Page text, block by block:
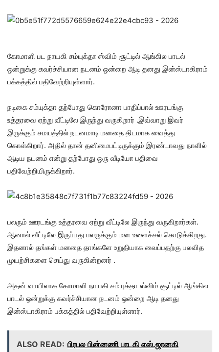
கோமாளி பட நாயகி சம்யுக்தா ஸ்விம் சூட்டில் ஆங்கில பாடல்
ஒன்றுக்கு கவர்ச்சியான நடனம் ஒன்றை ஆடி தனது இன்ஸ்டாகிராம்
பக்கத்தில் பதிவேற்றியுள்ளார்.
நடிகை சம்யுக்தா தற்போது கொரோனா பாதிப்பால் ஊரடங்கு
உத்தரவை ஏற்று வீட்டிலே இருந்து வருகிறார் .இவ்வாறு இவர்
இருக்கும் சமயத்தில் நடனமாடி மனதை திடமாக வைத்து
கொள்கிறார். அதில் தான் தனிமைபட்டிருக்கும் இரண்டாவது நாளில்
ஆடிய நடனம் என்று தற்போது ஒரு வீடியோ பதிவை
பதிவேற்றியிருக்கிறார்.
பலரும் ஊரடங்கு உத்தரவை ஏற்று வீட்டிலே இருந்து வருகிறார்கள்.
ஆனால் வீட்டிலே இருப்பது பலருக்கும் மன உளைச்சல் கொடுக்கிறது.
இதனால் தங்கள் மனதை தாங்களே உறுதியாக வைப்பதற்கு பலவித
முயற்சிகளை செய்து வருகின்றனர் .
அதன் வாயிலாக கோமாளி நாயகி சம்யுக்தா ஸ்விம் சூட்டில் ஆங்கில
பாடல் ஒன்றுக்கு கவர்ச்சியான நடனம் ஒன்றை ஆடி தனது
இன்ஸ்டாகிராம் பக்கத்தில் பதிவேற்றியுள்ளார்.
ALSO READ: பிரபல பின்னணி பாடகி எஸ்.ஜானகி